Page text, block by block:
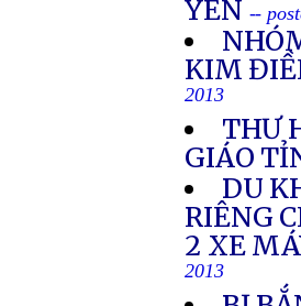
YÊN --
KIM
2013
THƯ
GIÁO
DU
RIÊNG
2 XE
2013